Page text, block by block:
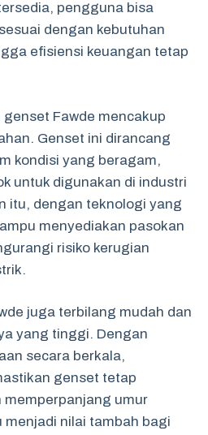
pengguna bisa
dengan kebutuhan
efisiensi keuangan tetap
Fawde mencakup
Genset ini dirancang
kondisi yang beragam,
untuk digunakan di industri
itu, dengan teknologi yang
menyediakan pasokan
risiko kerugian
juga terbilang mudah dan
yang tinggi. Dengan
secara berkala,
genset tetap
umur
menjadi nilai tambah bagi